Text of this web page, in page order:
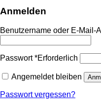
Anmelden
Benutzername oder E-Mail-
Passwort*Erforderlich
Angemeldet bleiben
Passwort vergessen?